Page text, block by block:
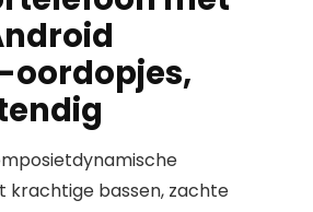
oordopjes,
krachtige bassen, zachte